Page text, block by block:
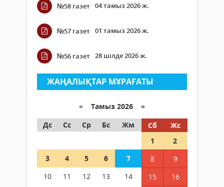
№58 газет 04 тамыз 2026 ж.
№57 газет 01 тамыз 2026 ж.
№56 газет 28 шілде 2026 ж.
ЖАҢАЛЫҚТАР МҰРАҒАТЫ
« Тамыз 2026 »
Дс
Сс Ср Бс Жм Сб
Жс
1
2
3
4 5 6 7 8
9
10
11 12 13 14 15
16